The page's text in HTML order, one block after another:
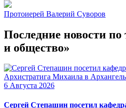
Протоиерей Валерий Суворов
Последние новости
и общество»
6 Августа 2026
Сергей Степашин посетил